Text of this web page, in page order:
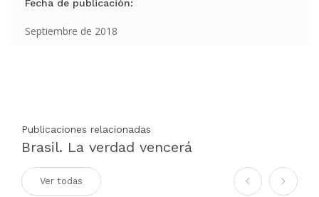
Fecha de publicación:
Septiembre de 2018
Publicaciones relacionadas
Brasil. La verdad vencerá
Ver todas